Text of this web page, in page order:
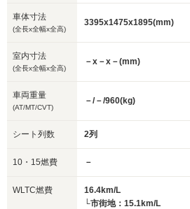
車体寸法
(全長x全幅x全高)
3395x1475x1895(mm)
室内寸法
(全長x全幅x全高)
－x－x－(mm)
車両重量
(AT/MT/CVT)
－/－/960(kg)
シート列数 2列
10・15燃費 －
WLTC燃費
16.4km/L
└市街地：15.1km/L